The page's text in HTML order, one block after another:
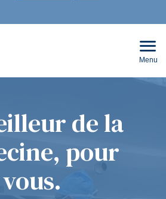
Menu
menu
de la
pour
vous.